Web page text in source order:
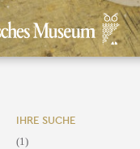
IHRE SUCHE
(1)